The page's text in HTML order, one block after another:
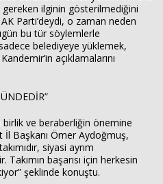
ilginin gösterilmediğini
Parti’deydi, o zaman neden
bu tür söylemlerle
belediyeye yüklemek,
açıklamalarını
birlik ve beraberliğin önemine
Başkanı Ömer Aydoğmuş,
siyasi ayrım
başarısı için herkesin
şeklinde konuştu.